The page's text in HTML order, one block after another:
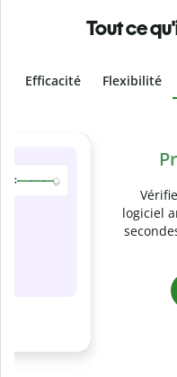
Tout ce
Efficacité Flexibilité